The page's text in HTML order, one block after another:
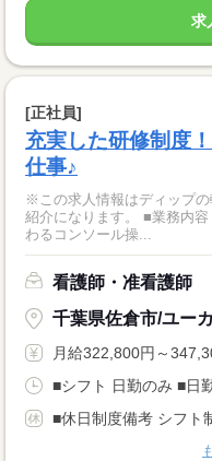
求
[正社員]
充実した研修制度
仕事♪
※この求人情報はディップ
紹介になります。 ■業務内
わるコンソール操...
看護師・准看護師
千葉県佐倉市/ユー
月給322,800円～
■シフト 日勤のみ ■日
■休日制度備考 シフト